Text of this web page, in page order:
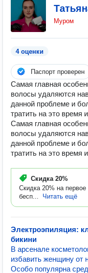
Муром
4 оценки
Паспорт проверен
Самая главная
волосы удаляются
данной проблеме и
тратить на это время
Самая главная
волосы удаляются
данной проблеме и
тратить на это время
Скидка 20%
Скидка 20% на
бесп...
Читать ещё
Электроэпиляция:
бикини
В арсенале
избавить женщину от
Особо популярна